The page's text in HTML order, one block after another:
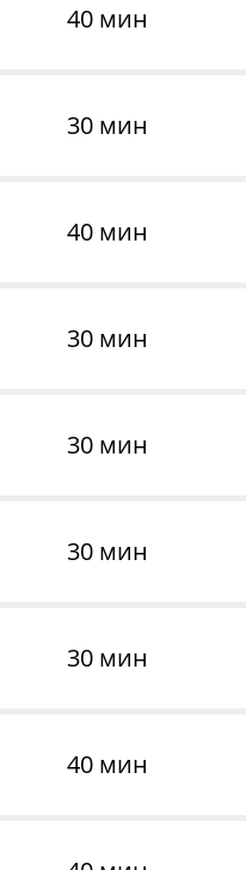
40 мин
30 мин
40 мин
30 мин
30 мин
30 мин
30 мин
40 мин